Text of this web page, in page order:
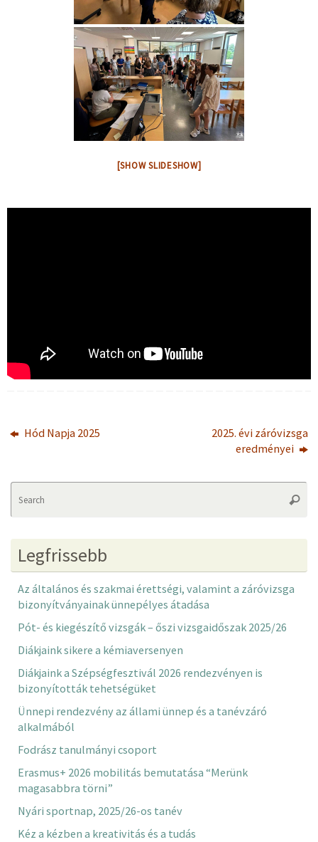
[SHOW SLIDESHOW]
Hód Napja 2025
2025. évi záróvizsga
eredményei
Legfrissebb
Az általános és szakmai érettségi, valamint a záróvizsga
bizonyítványainak ünnepélyes átadása
Pót- és kiegészítő vizsgák – őszi vizsgaidőszak 2025/26
Diákjaink sikere a kémiaversenyen
Diákjaink a Szépségfesztivál 2026 rendezvényen is
bizonyították tehetségüket
Ünnepi rendezvény az állami ünnep és a tanévzáró
alkalmából
Fodrász tanulmányi csoport
Erasmus+ 2026 mobilitás bemutatása “Merünk
magasabbra törni”
Nyári sportnap, 2025/26-os tanév
Kéz a kézben a kreativitás és a tudás